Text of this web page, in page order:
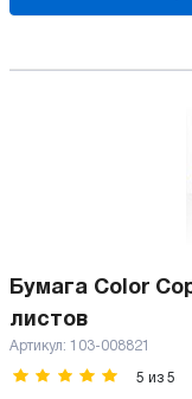
Бумага Color
листов
Артикул: 103-008821
5 из 5